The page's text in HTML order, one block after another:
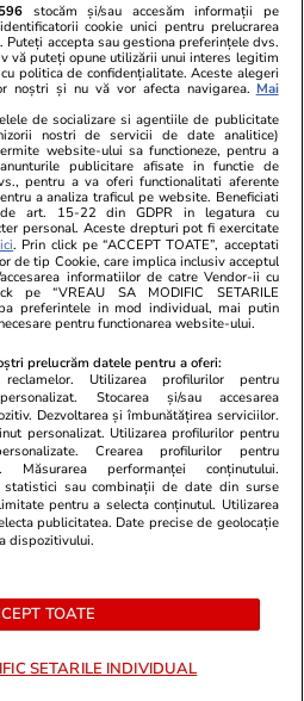
Sporturilor
sarcina
Locuri de muncă
Imobiliare.ro
Jobradar24
Imoradar24
Colecții Libertatea
ONJN nr. 821/25.09.2025.
sunt interzise minorilor.
Toate drepturile rezervate
preferințe cookies
596 stocăm și/sau accesăm informații pe
cookie unici pentru prelucrarea
Puteți accepta sau gestiona preferințele dvs.
vă puteți opune utilizării unui interes legitim
politica de confidențialitate. Aceste alegeri
noștri și nu vă vor afecta navigarea. Mai
de socializare si agentiile de publicitate
nostri de servicii de date analitice)
website-ului sa functioneze, pentru a
publicitare afisate in functie de
pentru a va oferi functionalitati aferente
a analiza traficul pe website. Beneficiati
art. 15-22 din GDPR in legatura cu
personal. Aceste drepturi pot fi exercitate
. Prin click pe “ACCEPT TOATE”, acceptati
de tip Cookie, care implica inclusiv acceptul
informatiilor de catre Vendor-ii cu
pe “VREAU SA MODIFIC SETARILE
preferintele in mod individual, mai putin
pentru functionarea website-ului.
prelucrăm datele pentru a oferi:
reclamelor. Utilizarea profilurilor pentru
Stocarea și/sau accesarea
Dezvoltarea și îmbunătățirea serviciilor.
personalizat. Utilizarea profilurilor pentru
Crearea profilurilor pentru
Măsurarea performanței conținutului.
statistici sau combinații de date din surse
pentru a selecta conținutul. Utilizarea
publicitatea. Date precise de geolocație
dispozitivului.
TOATE
SETARILE INDIVIDUAL